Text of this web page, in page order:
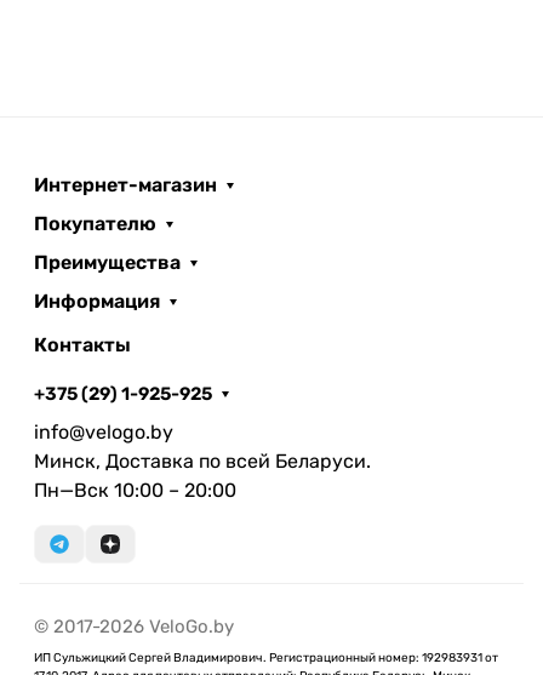
Интернет-магазин
Покупателю
Преимущества
Информация
Контакты
+375 (29) 1-925-925
info@velogo.by
Минск, Доставка по всей Беларуси.
Пн—Вск 10:00 – 20:00
© 2017-2026 VeloGo.by
ИП Сульжицкий Сергей Владимирович. Регистрационный номер: 192983931 от